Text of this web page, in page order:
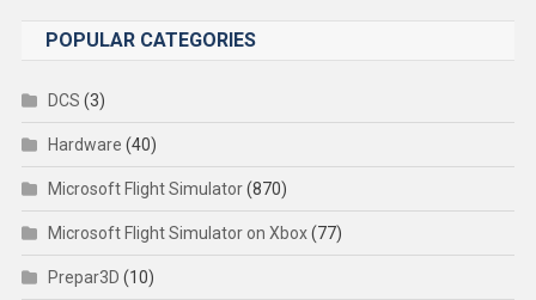
POPULAR CATEGORIES
DCS (3)
Hardware (40)
Microsoft Flight Simulator(870)
Microsoft Flight Simulator on Xbox(77)
Prepar3D (10)